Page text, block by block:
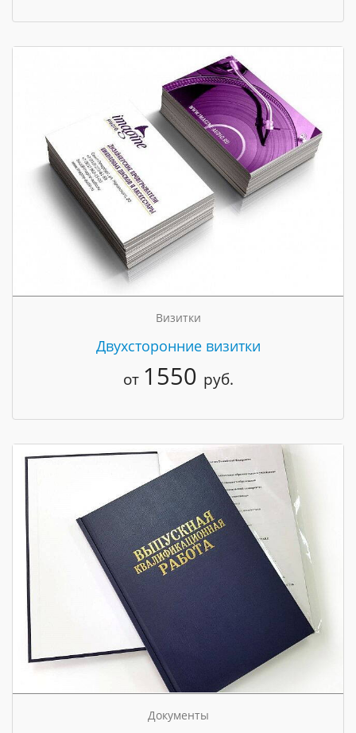
Визитки
Двухсторонние визитки
от 1550 руб.
Документы